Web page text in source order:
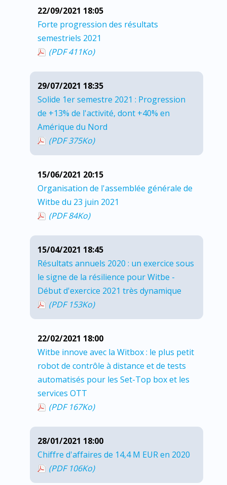
22/09/2021 18:05
Forte progression des résultats
semestriels 2021
(PDF 411Ko)
29/07/2021 18:35
Solide 1er semestre 2021 : Progression
de +13% de l'activité, dont +40% en
Amérique du Nord
(PDF 375Ko)
15/06/2021 20:15
Organisation de l'assemblée générale de
Witbe du 23 juin 2021
(PDF 84Ko)
15/04/2021 18:45
Résultats annuels 2020 : un exercice sous
le signe de la résilience pour Witbe -
Début d'exercice 2021 très dynamique
(PDF 153Ko)
22/02/2021 18:00
Witbe innove avec la Witbox : le plus petit
robot de contrôle à distance et de tests
automatisés pour les Set-Top box et les
services OTT
(PDF 167Ko)
28/01/2021 18:00
Chiffre d'affaires de 14,4 M EUR en 2020
(PDF 106Ko)